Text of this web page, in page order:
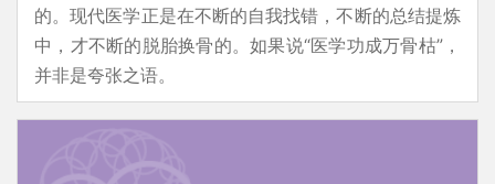
的。现代医学正是在不断的自我找错，不断的总结提炼
中，才不断的脱胎换骨的。如果说“医学功成万骨枯”，
并非是夸张之语。